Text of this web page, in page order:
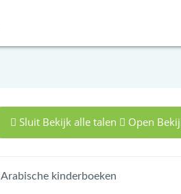
Sluit Bekijk alle talen Open
Arabische kinderboeken